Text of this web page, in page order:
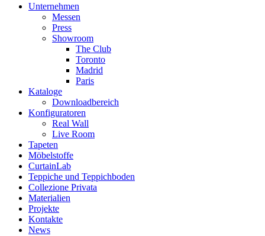
Unternehmen
Messen
Press
Showroom
The Club
Toronto
Madrid
Paris
Kataloge
Downloadbereich
Konfiguratoren
Real Wall
Live Room
Tapeten
Möbelstoffe
CurtainLab
Teppiche und Teppichboden
Collezione Privata
Materialien
Projekte
Kontakte
News